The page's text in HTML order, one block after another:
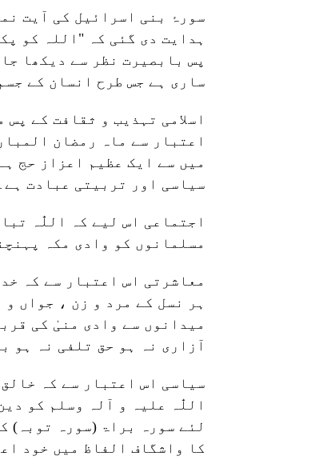
ہدایت دی گئی کہ "اللہ کو
پس بابصیرت نظر سے دیکھا
ساری ہے جس طرح انسان کے
اسلامی تہذیب و ثقافت کے
اعتبار سے ماہ رمضان
میں سے ایک عظیم اعزاز حج
سیاسی اور تربیتی عبادت
اجتماعی اس لیے کہ اللّٰہ
مسلمانوں کو وادی مکہ
معاشرتی اس اعتبار سے کہ
ہر نسل کے مرد و زن ، جواں
میدانوں سے وادی منیٰ کی
آزاری نہ ہو حق تلفی نہ ہو
سیاسی اس اعتبار سے کہ
اللّٰہ علیہ و آلہ وسلم کو
لئے سورہ براۃ (سورہ توبہ)
کا واشگاف الفاظ میں خود